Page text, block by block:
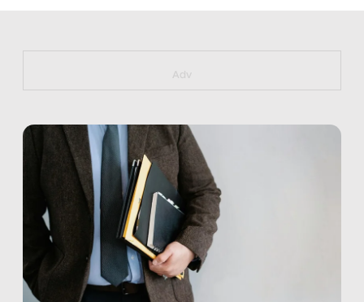
https://bit.ly/muster_aggiornamento
Adv